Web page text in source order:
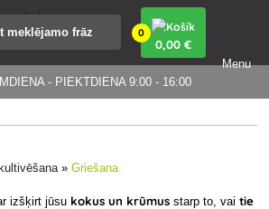
- PIEKTDIENA 9:00 - 16:00
0
0,00 €
Menu
»Griešana
izšķirt jūsu kokus un krūmus starp to, vai tie